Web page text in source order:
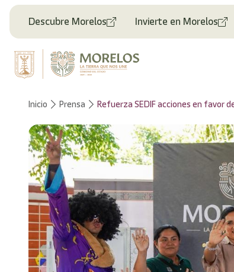
Descubre Morelos Invierte en Morelos
Inicio Prensa Refuerza SEDIF acciones en favor